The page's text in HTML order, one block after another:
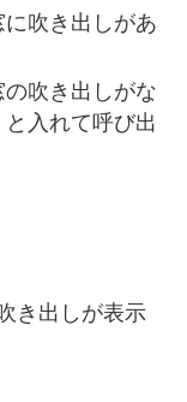
吹き出しがあ
吹き出しがな
入れて呼び出
き出しが表示